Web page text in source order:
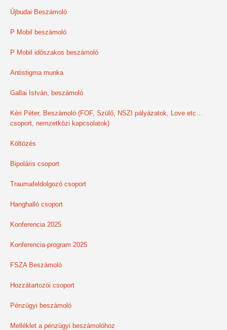
Újbudai Beszámoló
P Mobil beszámoló
P Mobil időszakos beszámoló
Antistigma munka
Gallai István, beszámoló
Kéri Péter, Beszámoló (FOF, Szülő, NSZI pályázatok, Love etc…
csoport, nemzetközi kapcsolatok)
Költözés
Bipoláris csoport
Traumafeldolgozó csoport
Hanghalló csoport
Konferencia 2025
Konferencia-program 2025
FSZA Beszámoló
Hozzátartozói csoport
Pénzügyi beszámoló
Melléklet a pénzügyi beszámolóhoz